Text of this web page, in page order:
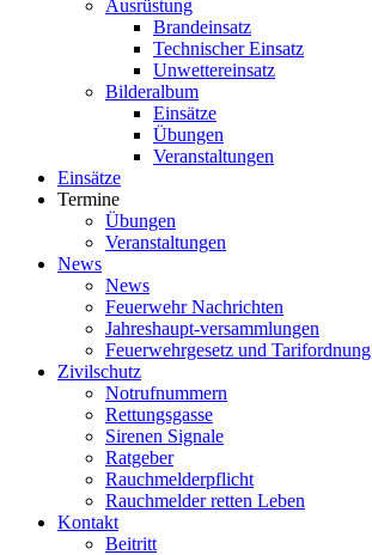
Ausrüstung
Brandeinsatz
Technischer Einsatz
Unwettereinsatz
Bilderalbum
Einsätze
Übungen
Veranstaltungen
Einsätze
Termine
Übungen
Veranstaltungen
News
News
Feuerwehr Nachrichten
Jahreshaupt-versammlungen
Feuerwehrgesetz und Tarifordnung
Zivilschutz
Notrufnummern
Rettungsgasse
Sirenen Signale
Ratgeber
Rauchmelderpflicht
Rauchmelder retten Leben
Kontakt
Beitritt